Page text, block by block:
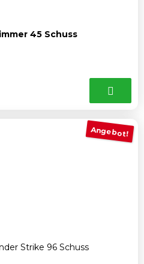
45 Schuss
Angebot!